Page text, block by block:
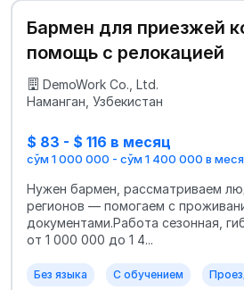
Бармен для приезжей
помощь с релокацией
DemoWork Co., Ltd.
Наманган, Узбекистан
$ 83 - $ 116 в месяц
сўм 1 000 000 - сўм 1 400 000 в
Нужен бармен, рассматриваем
регионов — помогаем с
документами.Работа сезонная,
от 1 000 000 до 1 4...
Без языка С обучением